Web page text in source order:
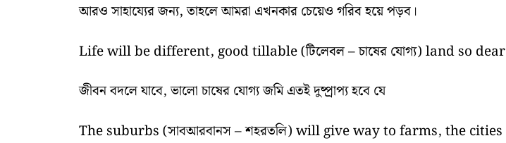
আরও সাহায্যের জন্য, তাহলে আমরা এখনকার চেয়েও গরিব হয়ে পড়ব।
Life will be different, good tillable (টিলেবল – চাষের যোগ্য) land so dear
জীবন বদলে যাবে, ভালো চাষের যোগ্য জমি এতই দুষ্প্রাপ্য হবে যে
The suburbs (সাবআরবানস – শহরতলি) will give way to farms, the cities